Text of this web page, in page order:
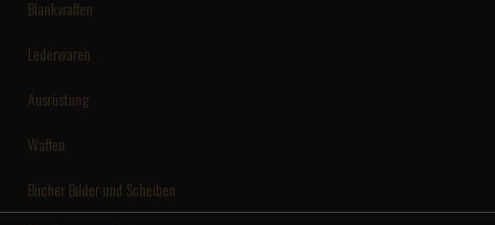
Blankwaffen
Lederwaren
Ausrüstung
Waffen
Bücher Bilder und Scheiben